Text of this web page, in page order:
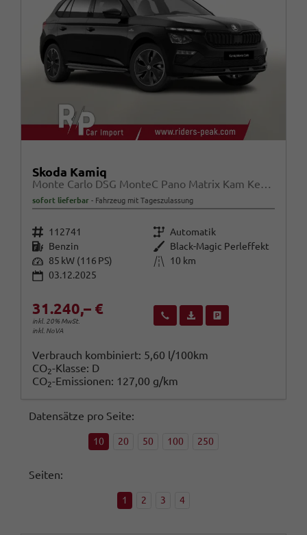
Skoda Kamiq
sofort lieferbar Fahrzeug mit Tageszulassung
Fahrzeugnr. 112741 Getriebe Automatik
Kraftstoff Benzin Außenfarbe
Black-Magic Perleffekt
Leistung 85 kW (116 PS) Kilometerstand
10 km
03.12.2025
31.240,– €
inkl. 20% MwSt.
inkl. NoVA
Wir rufen Sie anFahrzeugexposé (PDF)
Verbrauch kombiniert: 5,60 l/100km
CO2-Klasse: D
CO2-Emissionen: 127,00 g/km
Datensätze pro Seite:
10 20 50 100 250
Seiten:
1 2 3 4